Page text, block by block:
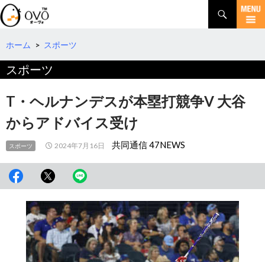
検
索
コ
テ
へ
移
ホーム > スポーツ
スポーツ
T・ヘルナンデスが本塁打競争V 大谷
からアドバイス受け
スポーツ 2024年7月16日 共同通信 47NEWS